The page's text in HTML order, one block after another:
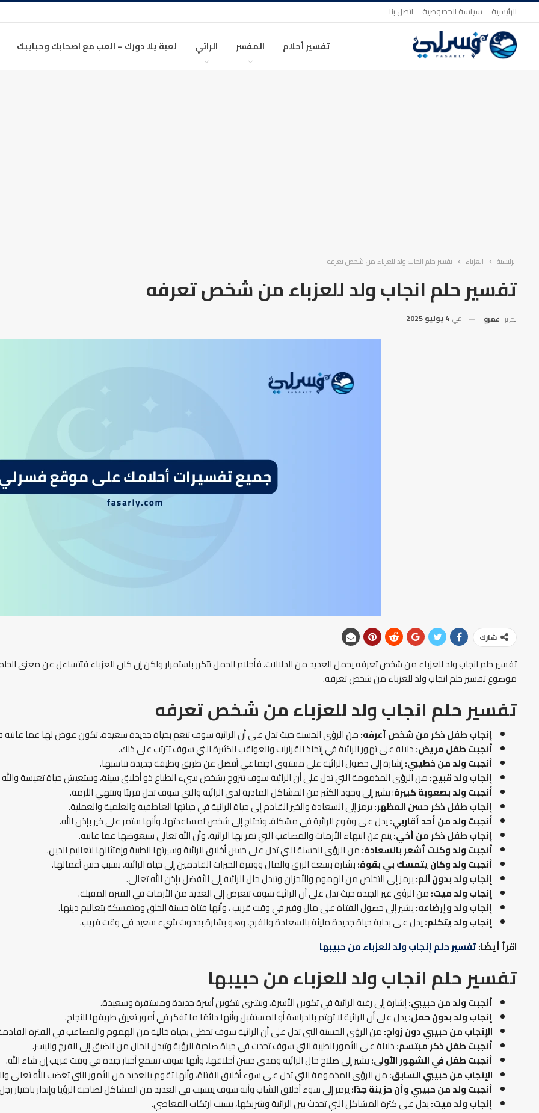
الرئيسية سياسة الخصوصية اتصل بنا
تفسير أحلام المفسر الرائي لعبة يلا دورك – العب مع اصحابك وحبايبك
الرئيسية العزباء تفسير حلم انجاب ولد للعزباء من شخص تعرفه
تفسير حلم انجاب ولد للعزباء من شخص تعرفه
تحرير: عمرو في 4 يوليو 2025
شارك
تفسير حلم انجاب ولد للعزباء من شخص تعرفه يحمل العديد من الدلالات، فأحلام الحمل تتكرر باستمرار ولكن إن كان للعزباء فتتساءل عن معنى
موضوع تفسير حلم انجاب ولد للعزباء من شخص تعرفه.
تفسير حلم انجاب ولد للعزباء من شخص تعرفه
إنجاب طفل ذكر من شخص أعرفه:من الرؤى الحسنة حيث تدل على أن الرائية سوف تنعم بحياة جديدة سعيدة، تكون عوض لها عما
أنجبت طفل مريض:دلالة على تهور الرائية في إتخاذ القرارات والعواقب الكثيرة التي سوف تترتب على ذلك.
أنجبت ولد من خطيبي:إشارة إلى حصول الرائية على مستوى اجتماعي أفضل عن طريق وظيفة جديدة تناسبها.
إنجاب ولد قبيح:من الرؤى المذمومة التي تدل على أن الرائية سوف تتزوج بشخص سيء الطباع ذو أخلاق سيئة، وستعيش حياة تعيسة والله
أنجبت ولد بصعوبة كبيرة: يشير إلى وجود الكثير من المشاكل المادية لدى الرائية والتي سوف تحل قريبًا وتنتهي الأزمة.
إنجاب طفل ذكر حسن المظهر:يرمز إلى السعادة والخير القادم إلى حياة الرائية في حياتها العاطفية والعلمية والعملية.
أنجبت ولد من أحد أقاربي:يدل على وقوع الرائية في مشكلة، وتحتاج إلى شخص لمساعدتها، وأنها ستمر على خير بإذن الله.
إنجاب طفل ذكر من أخي:ينم عن انتهاء الأزمات والمصاعب التي تمر بها الرائية، وأن الله تعالى سيعوضها عما عانته.
أنجبت ولد وكنت أشعر بالسعادة:من الرؤى الحسنة التي تدل على حسن أخلاق الرائية وسيرتها الطيبة وإمتثالها لتعاليم الدين.
أنجبت ولد وكان يتمسك بي بقوة:بشارة بسعة الرزق والمال ووفرة الخيرات القادمين إلى حياة الرائية، بسبب حس أعمالها.
إنجاب ولد بدون آلم:يرمز إلى التخلص من الهموم والأحزان وتبدل حال الرائية إلى الأفضل بإذن الله تعالى.
إنجاب ولد ميت:من الرؤى غير الجيدة حيث تدل على أن الرائية سوف تتعرض إلى العديد من الأزمات في الفترة المقبلة.
إنجاب ولد وإرضاعه:يشير إلى حصول الفتاة على مال وفير في وقت قريب ، وأنها فتاة حسنة الخلق ومتمسكة بتعاليم دينها.
إنجاب ولد يتكلم:يدل على بداية حياة جديدة مليئة بالسعادة والفرح، وهو بشارة بحدوث شيء سعيد في وقت قريب.
اقرأ أيضًا:تفسير حلم إنجاب ولد للعزباء من حبيبها
تفسير حلم انجاب ولد للعزباء من حبيبها
أنجبت ولد من حبيبي:إشارة إلى رغبة الرائية في تكوين الأسرة، وبشرى بتكوين أسرة جديدة ومستقرة وسعيدة.
إنجاب ولد بدون حمل:يدل على أن الرائية لا تهتم بالدراسة أو المستقبل وأنها دائمًا ما تفكر في أمور تعيق طريقها للنجاح.
الإنجاب من حبيبي دون زواج:من الرؤى الحسنة التي تدل على أن الرائية سوف تحظى بحياة خالية من الهموم والمصاعب في الفترة
أنجبت طفل ذكر مبتسم:دلالة على الأمور الطيبة التي سوف تحدث في حياة صاحبة الرؤية وتبدل الحال من الضيق إلى الفرج واليسر.
أنجبت طفل في الشهور الأولى:يشير إلى صلاح حال الرائية ومدى حسن أخلاقها، وأنها سوف تسمع أخبار جيدة في وقت قريب إن شاء الله.
الإنجاب من حبيبي السابق:من الرؤى المذمومة التي تدل على سوء أخلاق الفتاة، وأنها تقوم بالعديد من الأمور التي تغضب الله تعالى
أنجبت ولد من حبيبي وأن حزينة جدًا:يرمز إلى سوء أخلاق الشاب وأنه سوف يتسبب في العديد من المشاكل لصاحبة الرؤيا وإنذار باختيار
إنجاب ولد ميت:يدل على كثرة المشاكل التي تحدث بين الرائية وشريكها، بسبب ارتكاب المعاصي.